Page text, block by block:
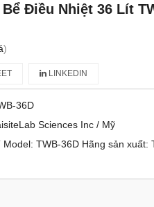
Điều Nhiệt 36 Lít
)
LINKEDIN
36D
Sciences Inc / Mỹ
Model: TWB-36D Hãng sản xuất: